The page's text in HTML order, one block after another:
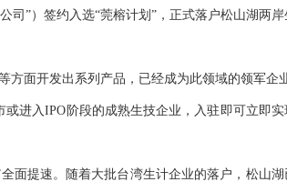
司”）签约入选“莞榕计划”，正式落户松山湖两岸
面开发出系列产品，已经成为此领域的领军企业
进入IPO阶段的成熟生技企业，入驻即可立即实
面提速。随着大批台湾生计企业的落户，松山湖